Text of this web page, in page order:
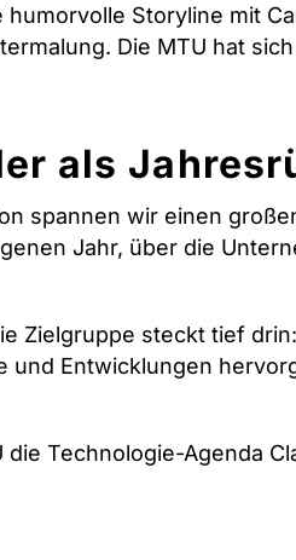
Storyline mit
Die MTU hat
als
spannen wir einen
Jahr, über die
Zielgruppe steckt tief
Entwicklungen
Technologie-Agenda